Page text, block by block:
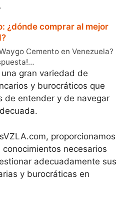
¿dónde comprar al mejor
Cemento en Venezuela?
gran variedad de
y burocráticos que
de entender y de navegar
proporcionamos
necesarios
adecuadamente sus
y burocráticas en